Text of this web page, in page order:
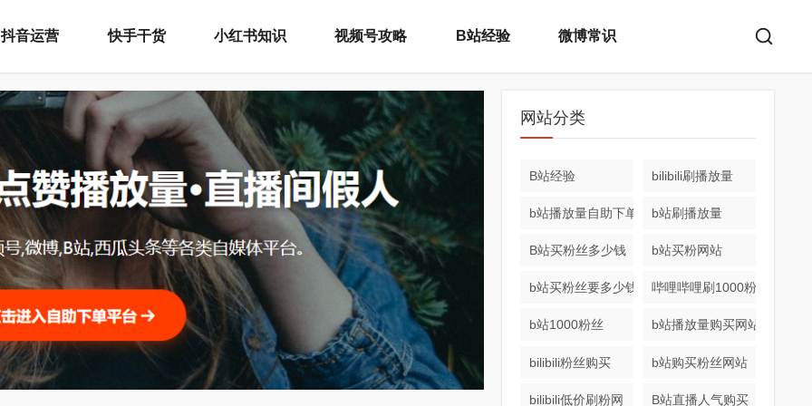
抖音运营 快手干货 小红书知识 视频号攻略 B站经验 微博常识
网站分类
B站经验 bilibili刷播放量
b站播放量自助下单 b站刷播放量
B站买粉丝多少钱 b站买粉网站
b站买粉丝要多少钱 哔哩哔哩刷1000粉丝网站
b站1000粉丝 b站播放量购买网站
bilibili粉丝购买 b站购买粉丝网站
bilibili低价刷粉网 B站直播人气购买